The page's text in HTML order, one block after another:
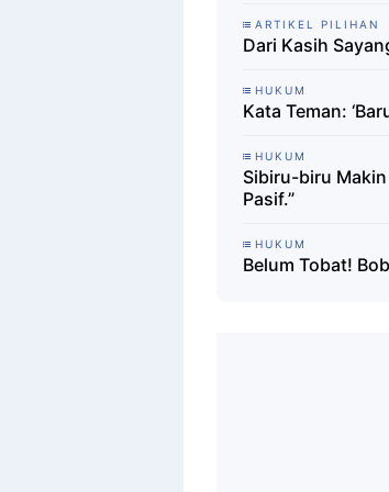
ARTIKEL PILIHAN
Dari Kasih
HUKUM
Kata Teman:
HUKUM
Sibiru-biru Makin
Pasif.”
HUKUM
Belum Tobat!